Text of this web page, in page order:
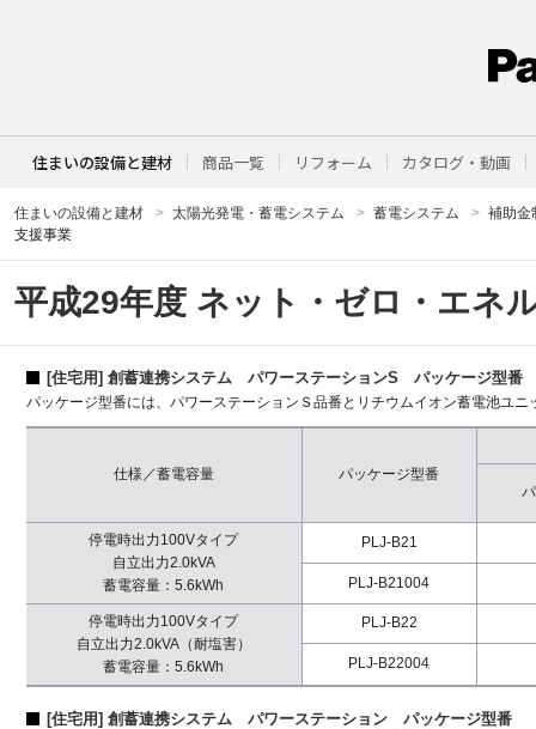
住まいの設備と建材 商品一覧 リフォーム カタログ・動画
住まいの設備と建材 太陽光発電・蓄電システム 蓄電システム
補助金
支援事業
平成29年度 ネット・ゼロ・エネ
[住宅用] 創蓄連携システム パワーステーションS パッケージ型番
パッケージ型番には、パワーステーションＳ品番とリチウムイオン蓄電池ユニ
仕様／蓄電容量
パッケージ型番
停電時出力100Vタイプ
自立出力2.0kVA
蓄電容量：5.6kWh
PLJ-B21
PLJ-B21004
停電時出力100Vタイプ
自立出力2.0kVA（耐塩害）
蓄電容量：5.6kWh
PLJ-B22
PLJ-B22004
[住宅用] 創蓄連携システム パワーステーション パッケージ型番